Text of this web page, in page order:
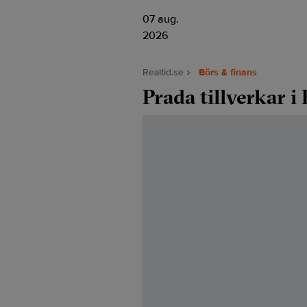
07 aug.
2026
Realtid.se Börs & finans
Prada tillverkar i